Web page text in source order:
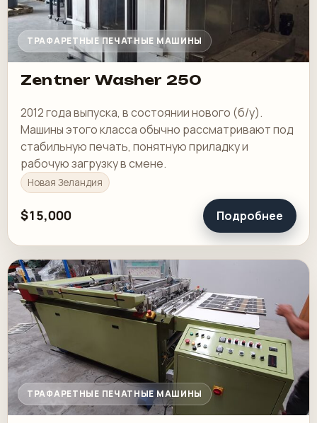
ТРАФАРЕТНЫЕ ПЕЧАТНЫЕ МАШИНЫ
Zentner Washer 250
2012 года выпуска, в состоянии нового (б/у).
Машины этого класса обычно рассматривают под
стабильную печать, понятную приладку и
рабочую загрузку в смене.
Новая Зеландия
$15,000 Подробнее
ТРАФАРЕТНЫЕ ПЕЧАТНЫЕ МАШИНЫ